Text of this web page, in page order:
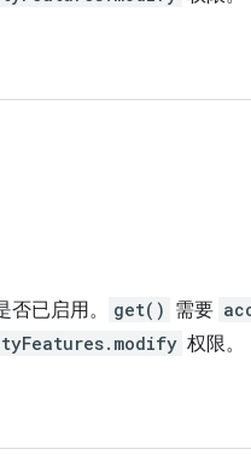
已启用。 get() 需要
权限。